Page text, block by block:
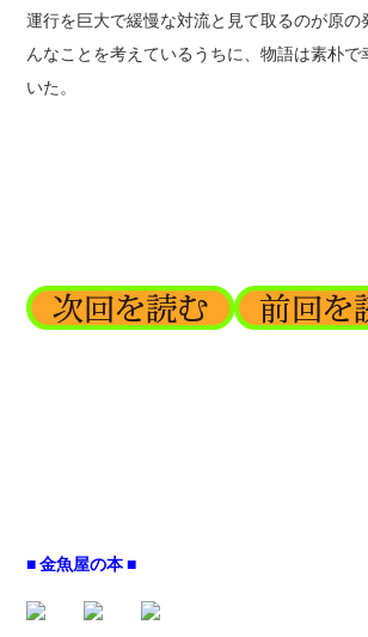
運行を巨大で緩慢な対流と見て取るのが原の
んなことを考えているうちに、物語は素朴で
いた。
■ 金魚屋の本 ■